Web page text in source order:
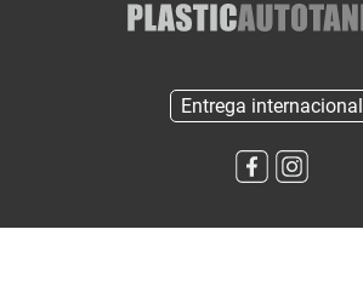
Entrega internacional